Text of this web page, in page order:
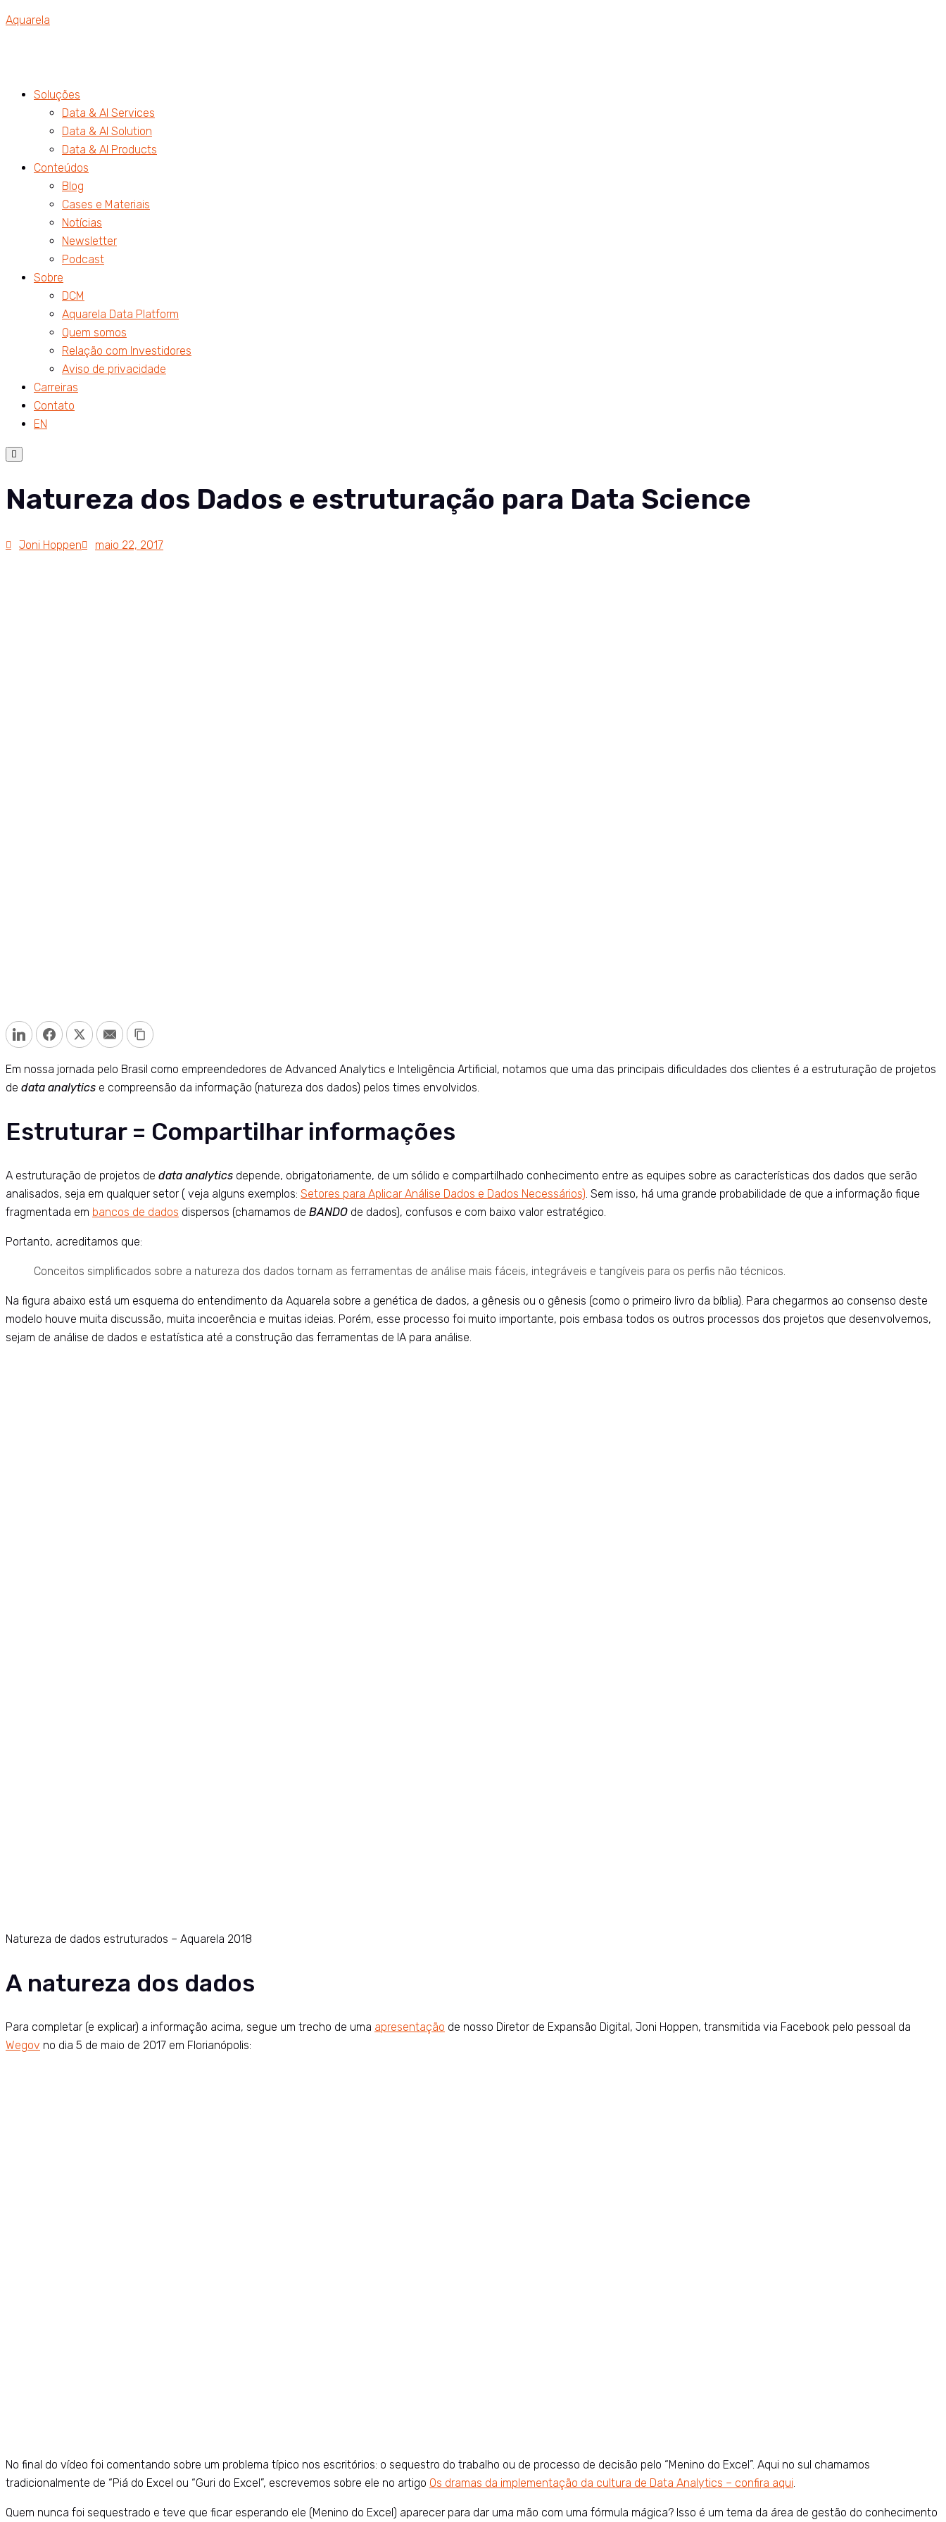
Aquarela
Soluções
Data & AI Services
Data & AI Solution
Data & AI Products
Conteúdos
Blog
Cases e Materiais
Notícias
Newsletter
Podcast
Sobre
DCM
Aquarela Data Platform
Quem somos
Relação com Investidores
Aviso de privacidade
Carreiras
Contato
EN
Menu
de
hambúrguer
Natureza dos Dados e estruturação para Data Science
Joni Hoppen maio 22, 2017
LinkedInFacebookTwitterEmail Copy Link
Em nossa jornada pelo Brasil como empreendedores de Advanced Analytics e Inteligência Artificial, notamos que uma das principais dificuldades dos clientes é a estruturação de projetos
de data analytics e compreensão da informação (natureza dos dados) pelos times envolvidos.
Estruturar = Compartilhar informações
A estruturação de projetos de data analytics depende, obrigatoriamente, de um sólido e compartilhado conhecimento entre as equipes sobre as características dos dados que serão
analisados, seja em qualquer setor ( veja alguns exemplos: Setores para Aplicar Análise Dados e Dados Necessários). Sem isso, há uma grande probabilidade de que a informação fique
fragmentada em bancos de dados dispersos (chamamos de BANDO de dados), confusos e com baixo valor estratégico.
Portanto, acreditamos que:
Conceitos simplificados sobre a natureza dos dados tornam as ferramentas de análise mais fáceis, integráveis e tangíveis para os perfis não técnicos.
Na figura abaixo está um esquema do entendimento da Aquarela sobre a genética de dados, a gênesis ou o gênesis (como o primeiro livro da bíblia). Para chegarmos ao consenso deste
modelo houve muita discussão, muita incoerência e muitas ideias. Porém, esse processo foi muito importante, pois embasa todos os outros processos dos projetos que desenvolvemos,
sejam de análise de dados e estatística até a construção das ferramentas de IA para análise.
Natureza de dados estruturados – Aquarela 2018
A natureza dos dados
Para completar (e explicar) a informação acima, segue um trecho de uma apresentação de nosso Diretor de Expansão Digital, Joni Hoppen, transmitida via Facebook pelo pessoal da
Wegov no dia 5 de maio de 2017 em Florianópolis:
No final do vídeo foi comentando sobre um problema típico nos escritórios: o sequestro do trabalho ou de processo de decisão pelo “Menino do Excel”. Aqui no sul chamamos
tradicionalmente de “Piá do Excel ou “Guri do Excel”, escrevemos sobre ele no artigo Os dramas da implementação da cultura de Data Analytics – confira aqui.
Quem nunca foi sequestrado e teve que ficar esperando ele (Menino do Excel) aparecer para dar uma mão com uma fórmula mágica? Isso é um tema da área de gestão do conhecimento